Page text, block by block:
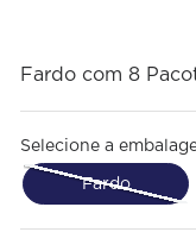
Fardo com 8
Selecione a
Fardo